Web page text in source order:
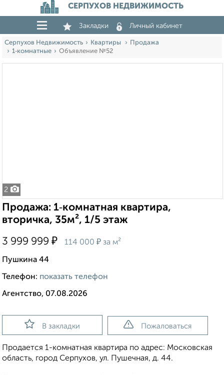
СЕРПУХОВ НЕДВИЖИМОСТЬ
Закладки Личный кабинет
Серпухов Недвижимость Квартиры
Продажа
1‑комнатные
Объявление №52
2
Продажа: 1‑комнатная квартира,
вторичка, 35м², 1/5 этаж
3 999 999 ₽ 114 000 ₽ за м²
Пушкина 44
Телефон: показать телефон
Агентство, 07.08.2026
В закладки Пожаловаться
Продается 1-комнатная квартира по адрес: Московская
область, город Серпухов, ул. Пушечная, д. 44.